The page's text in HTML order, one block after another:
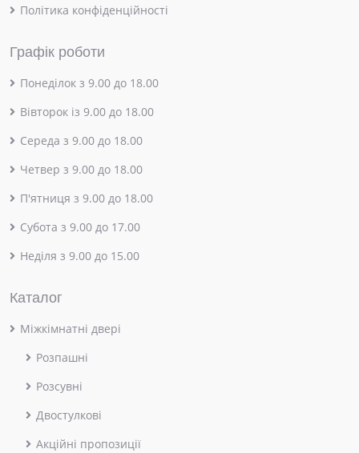
Політика конфіденційності
Графік роботи
Понеділок з 9.00 до 18.00
Вівторок із 9.00 до 18.00
Середа з 9.00 до 18.00
Четвер з 9.00 до 18.00
П'ятниця з 9.00 до 18.00
Субота з 9.00 до 17.00
Неділя з 9.00 до 15.00
Каталог
Міжкімнатні двері
Розпашні
Розсувні
Двостулкові
Акційні пропозиції